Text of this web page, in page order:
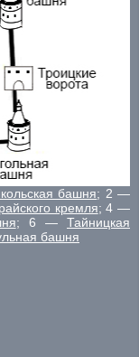
башня; 2 —
кремля; 4 —
; 6 — Тайницкая
башня